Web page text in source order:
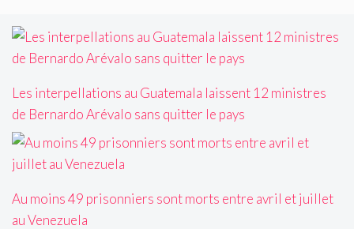
Les interpellations au Guatemala laissent 12 ministres
de Bernardo Arévalo sans quitter le pays
Au moins 49 prisonniers sont morts entre avril et juillet
au Venezuela